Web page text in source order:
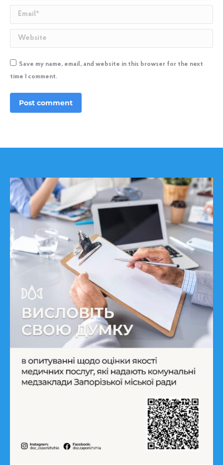
Email *
Website
Save my name, email, and website in this browser for the next
time I comment.
Post comment